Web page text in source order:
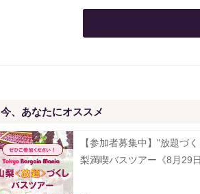
今、あなたにオススメ
【参加者募集中】"放題づ
梨満喫バスツアー《8月29